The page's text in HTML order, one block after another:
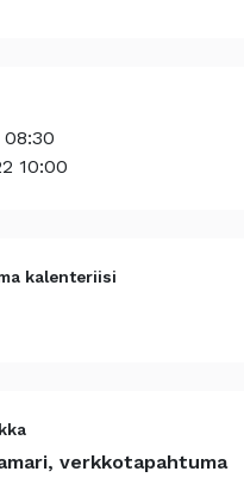
08:30
10:00
kalenteriisi
verkkotapahtuma